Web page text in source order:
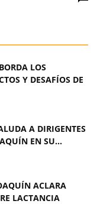
LOS
Y DESAFÍOS DE
A DIRIGENTES
EN SU...
ACLARA
LACTANCIA